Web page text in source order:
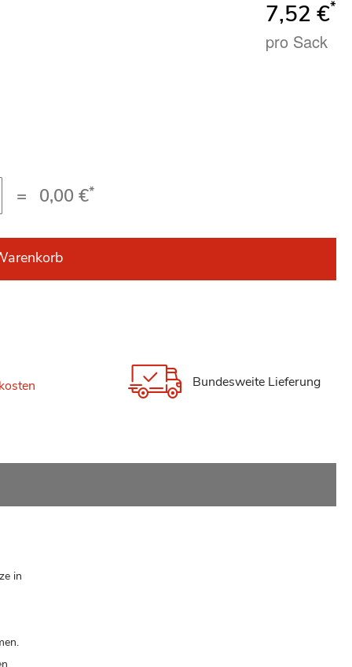
7,52 €*
pro Sack
= 0,00 €*
Bundesweite Lieferung
in